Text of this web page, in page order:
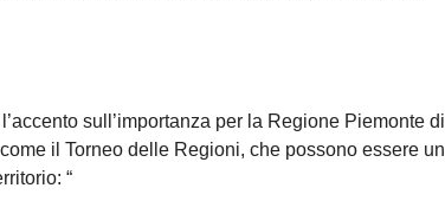
sull’importanza per la Regione Piemonte di
il Torneo delle Regioni, che possono essere un
“